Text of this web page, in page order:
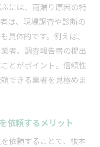
には、雨漏り原因の特
は、現場調査や診断の
具体的です。例えば、
者、調査報告書の提出
とがポイント。信頼性
できる業者を見極めま
依頼するメリット
依頼することで、根本